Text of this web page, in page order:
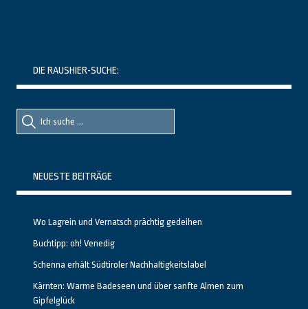
DIE RAUSHIER-SUCHE:
Suche
nach::
Suche
nach:
NEUESTE BEITRÄGE
Wo Lagrein und Vernatsch prächtig gedeihen
Buchtipp: oh! Venedig
Schenna erhält Südtiroler Nachhaltigkeitslabel
Kärnten: Warme Badeseen und über sanfte Almen zum
Gipfelglück